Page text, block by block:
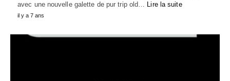
avec une nouvelle galette de pur trip old… Lire la suite
il y a 7 ans